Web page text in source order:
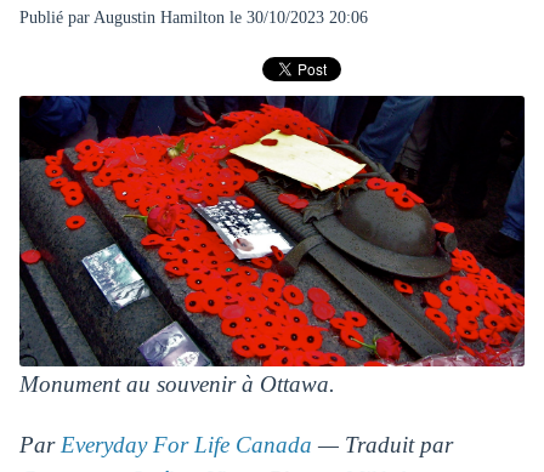
Publié par Augustin Hamilton le 30/10/2023 20:06
Monument au souvenir à Ottawa.
ParEveryday For Life Canada — Traduit par